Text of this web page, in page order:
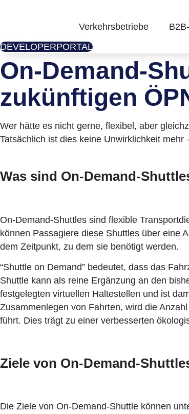
Verkehrsbetriebe
DEVELOPERPORTAL
On-Demand-
zukünftigen
Wer hätte es nicht gerne, flexibel, aber
Tatsächlich ist dies keine Unwirklichkeit
Was sind On-Demand-
On-Demand-Shuttles sind flexible
können Passagiere diese Shuttles über eine
dem Zeitpunkt, zu dem sie benötigt werden.
“Shuttle on Demand” bedeutet, dass das
Shuttle kann als reine Ergänzung an den
festgelegten virtuellen Haltestellen und ist
Zusammenlegen von Fahrten, wird die
führt. Dies trägt zu einer verbesserten
Ziele von On-Demand-
Die Ziele von On-Demand-Shuttle können